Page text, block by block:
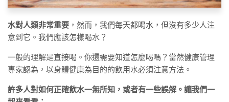
水對人類非常重要 ，然而，我們每天都喝水，但沒有多少人注
意到它。我們應該怎樣喝水？
一般的理解是直接喝。你還需要知道怎麼喝嗎？當然健康管理
專家認為，以身體健康為目的的飲用水必須注意方法。
許多人對如何正確飲水一無所知，或者有一些誤解。讓我們一